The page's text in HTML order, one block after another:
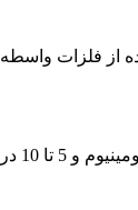
از فلزات